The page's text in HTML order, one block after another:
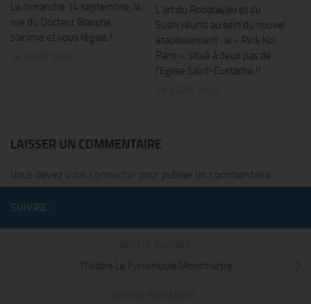
Le dimanche 14 septembre, la
rue du Docteur Blanche
s’anime et vous régale !
L’art du Robatayaki et du
Sushi réunis au sein du nouvel
établissement : le « Pink Koï
Paris », situé à deux pas de
l’Eglise Saint-Eustache !!
LAISSER UN COMMENTAIRE
Vous devez vous connecter pour publier un commentaire.
SUIVRE :
Théâtre Le Funambule Montmartre